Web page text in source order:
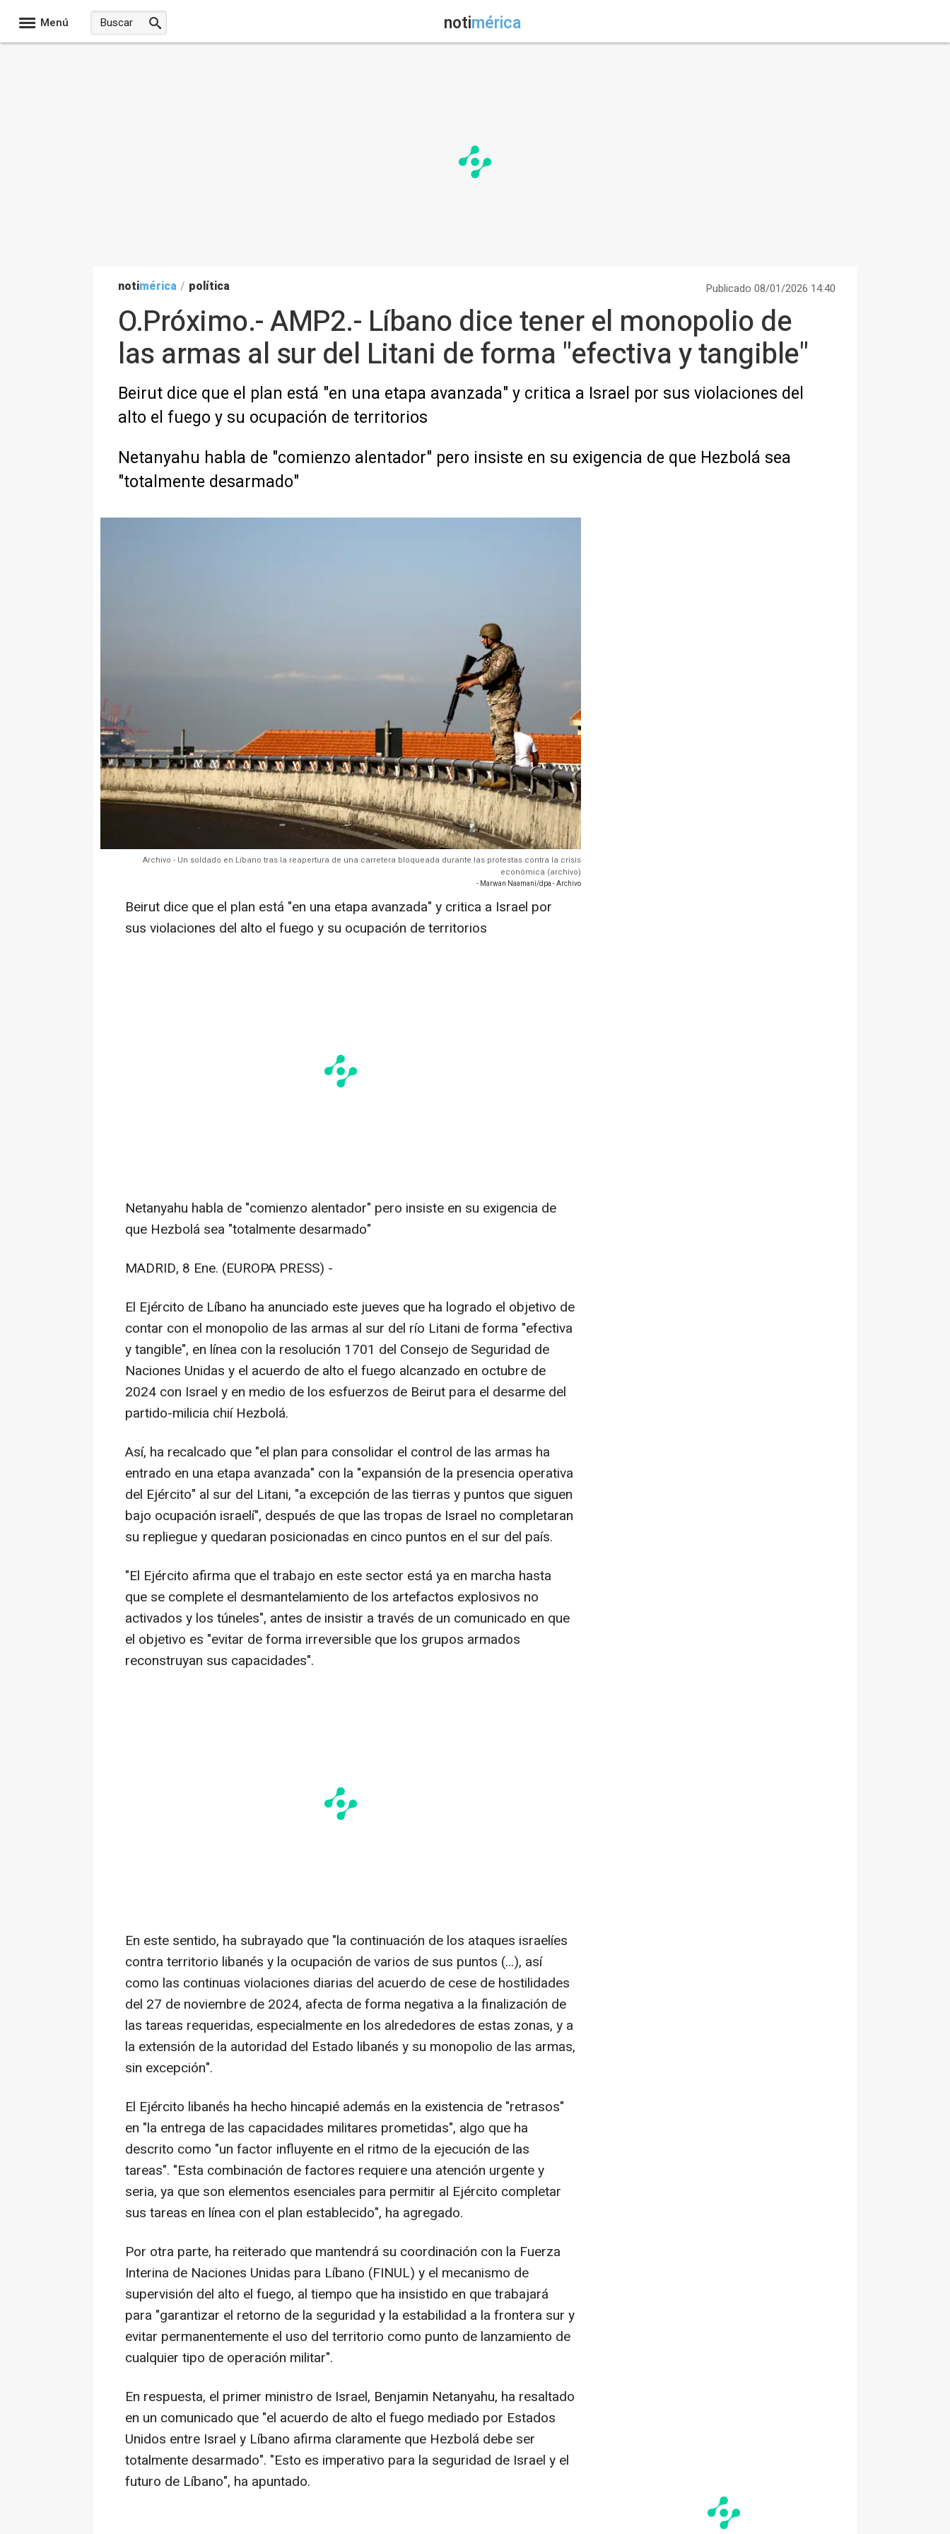
Menú notimérica
notimérica / política Publicado 08/01/2026 14:40
O.Próximo.- AMP2.- Líbano dice tener el monopolio de
las armas al sur del Litani de forma "efectiva y tangible"
Beirut dice que el plan está "en una etapa avanzada" y critica a Israel por sus violaciones del
alto el fuego y su ocupación de territorios
Netanyahu habla de "comienzo alentador" pero insiste en su exigencia de que Hezbolá sea
"totalmente desarmado"
Archivo - Un soldado en Líbano tras la reapertura de una carretera bloqueada durante las protestas contra la crisis
económica (archivo)
- Marwan Naamani/dpa - Archivo
Beirut dice que el plan está "en una etapa avanzada" y critica a Israel por
sus violaciones del alto el fuego y su ocupación de territorios
Netanyahu habla de "comienzo alentador" pero insiste en su exigencia de
que Hezbolá sea "totalmente desarmado"
MADRID, 8 Ene. (EUROPA PRESS) -
El Ejército de Líbano ha anunciado este jueves que ha logrado el objetivo de
contar con el monopolio de las armas al sur del río Litani de forma "efectiva
y tangible", en línea con la resolución 1701 del Consejo de Seguridad de
Naciones Unidas y el acuerdo de alto el fuego alcanzado en octubre de
2024 con Israel y en medio de los esfuerzos de Beirut para el desarme del
partido-milicia chií Hezbolá.
Así, ha recalcado que "el plan para consolidar el control de las armas ha
entrado en una etapa avanzada" con la "expansión de la presencia operativa
del Ejército" al sur del Litani, "a excepción de las tierras y puntos que siguen
bajo ocupación israelí", después de que las tropas de Israel no completaran
su repliegue y quedaran posicionadas en cinco puntos en el sur del país.
"El Ejército afirma que el trabajo en este sector está ya en marcha hasta
que se complete el desmantelamiento de los artefactos explosivos no
activados y los túneles", antes de insistir a través de un comunicado en que
el objetivo es "evitar de forma irreversible que los grupos armados
reconstruyan sus capacidades".
En este sentido, ha subrayado que "la continuación de los ataques israelíes
contra territorio libanés y la ocupación de varios de sus puntos (...), así
como las continuas violaciones diarias del acuerdo de cese de hostilidades
del 27 de noviembre de 2024, afecta de forma negativa a la finalización de
las tareas requeridas, especialmente en los alrededores de estas zonas, y a
la extensión de la autoridad del Estado libanés y su monopolio de las armas,
sin excepción".
El Ejército libanés ha hecho hincapié además en la existencia de "retrasos"
en "la entrega de las capacidades militares prometidas", algo que ha
descrito como "un factor influyente en el ritmo de la ejecución de las
tareas". "Esta combinación de factores requiere una atención urgente y
seria, ya que son elementos esenciales para permitir al Ejército completar
sus tareas en línea con el plan establecido", ha agregado.
Por otra parte, ha reiterado que mantendrá su coordinación con la Fuerza
Interina de Naciones Unidas para Líbano (FINUL) y el mecanismo de
supervisión del alto el fuego, al tiempo que ha insistido en que trabajará
para "garantizar el retorno de la seguridad y la estabilidad a la frontera sur y
evitar permanentemente el uso del territorio como punto de lanzamiento de
cualquier tipo de operación militar".
En respuesta, el primer ministro de Israel, Benjamin Netanyahu, ha resaltado
en un comunicado que "el acuerdo de alto el fuego mediado por Estados
Unidos entre Israel y Líbano afirma claramente que Hezbolá debe ser
totalmente desarmado". "Esto es imperativo para la seguridad de Israel y el
futuro de Líbano", ha apuntado.